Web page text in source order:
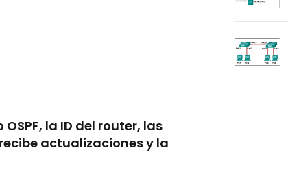
la ID del router, las
actualizaciones y la